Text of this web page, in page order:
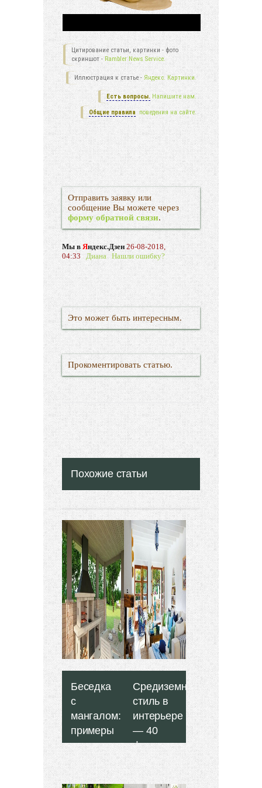
Цитирование статьи, картинки - фото
скриншот - Rambler News Service.
Иллюстрация к статье - Яндекс. Картинки.
Есть вопросы. Напишите нам.
Общие правила поведения на сайте.
Отправить заявку или
сообщение Вы можете через
форму обратной связи.
Мы вЯндекс.Дзен 26-08-2018,
04:33 Диана Нашли ошибку?
Это может быть интересным.
Прокоментировать статью.
Похожие статьи
Беседка
с
мангалом:
примеры
проектов
-
«Ландшафт»
Средиземноморский
стиль в
интерьере
— 40
фото
идей -
«Интерьер»